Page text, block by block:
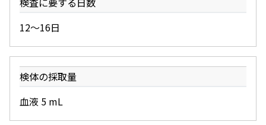
12～16日
検体の採取量
血液 5 mL